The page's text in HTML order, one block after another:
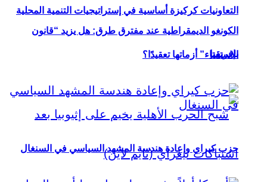
التعاونيات كركيزة أساسية في إستراتيجيات التنمية المحلية
بإفريقيا
الكونغو الديمقراطية عند مفترق طرق: هل يزيد “قانون
الاستفتاء” أزماتها تعقيدًا؟
حزب كيراي وإعادة هندسة المشهد السياسي في السنغال